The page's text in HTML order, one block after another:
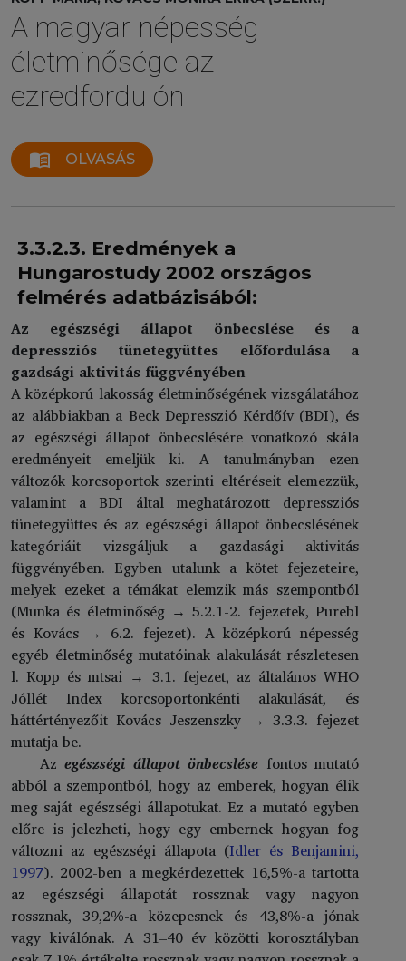
A magyar népesség
életminősége az
ezredfordulón
menu_book OLVASÁS
3.3.2.3. Eredmények a
Hungarostudy 2002 országos
felmérés adatbázisából:
Az egészségi állapot önbecslése és a
depressziós tünetegyüttes előfordulása a
gazdsági aktivitás függvényében
A középkorú lakosság életminőségének vizsgálatához
az alábbiakban a Beck Depresszió Kérdőív (BDI), és
az egészségi állapot önbecslésére vonatkozó skála
eredményeit emeljük ki. A tanulmányban ezen
változók korcsoportok szerinti eltéréseit elemezzük,
valamint a BDI által meghatározott depressziós
tünetegyüttes és az egészségi állapot önbecslésének
kategóriáit vizsgáljuk a gazdasági aktivitás
függvényében. Egyben utalunk a kötet fejezeteire,
melyek ezeket a témákat elemzik más szempontból
(Munka és életminőség → 5.2.1-2. fejezetek, Purebl
és Kovács → 6.2. fejezet). A középkorú népesség
egyéb életminőség mutatóinak alakulását részletesen
l. Kopp és mtsai → 3.1. fejezet, az általános WHO
Jóllét Index korcsoportonkénti alakulását, és
háttértényezőit Kovács Jeszenszky → 3.3.3. fejezet
mutatja be.
Azegészségi állapot önbecslése fontos mutató
abból a szempontból, hogy az emberek, hogyan élik
meg saját egészségi állapotukat. Ez a mutató egyben
előre is jelezheti, hogy egy embernek hogyan fog
változni az egészségi állapota (Idler és Benjamini,
1997). 2002-ben a megkérdezettek 16,5%-a tartotta
az egészségi állapotát rossznak vagy nagyon
rossznak, 39,2%-a közepesnek és 43,8%-a jónak
vagy kiválónak. A 31–40 év közötti korosztályban